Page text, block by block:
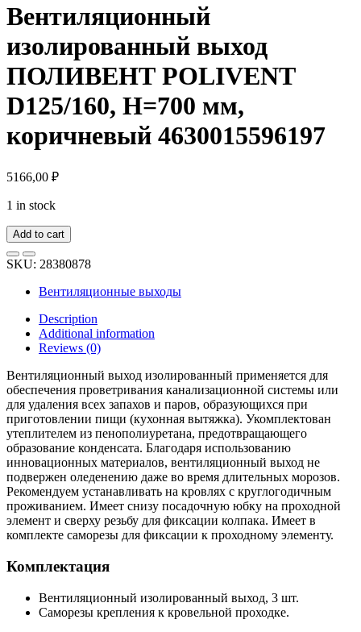
Вентиляционный
изолированный выход
ПОЛИВЕНТ POLIVENT
D125/160, H=700 мм,
коричневый 4630015596197
5166,00 ₽
1 in stock
Add to cart
SKU: 28380878
Вентиляционные выходы
Description
Additional information
Reviews (0)
Вентиляционный выход изолированный применяется для
обеспечения проветривания канализационной системы или
для удаления всех запахов и паров, образующихся при
приготовлении пищи (кухонная вытяжка). Укомплектован
утеплителем из пенополиуретана, предотвращающего
образование конденсата. Благодаря использованию
инновационных материалов, вентиляционный выход не
подвержен оледенению даже во время длительных морозов.
Рекомендуем устанавливать на кровлях с круглогодичным
проживанием. Имеет снизу посадочную юбку на проходной
элемент и сверху резьбу для фиксации колпака. Имеет в
комплекте саморезы для фиксации к проходному элементу.
Комплектация
Вентиляционный изолированный выход, 3 шт.
Саморезы крепления к кровельной проходке.